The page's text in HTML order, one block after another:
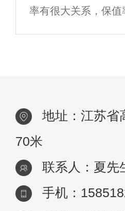
率有很大关系，保
高，所以二手车车
地址：江苏省
70米
联系人：夏先
手机：